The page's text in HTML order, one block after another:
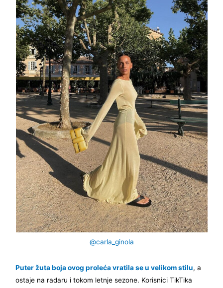
@carla_ginola
Puter žuta boja ovog proleća vratila se u velikom stilu, a
ostaje na radaru i tokom letnje sezone. Korisnici TikTika